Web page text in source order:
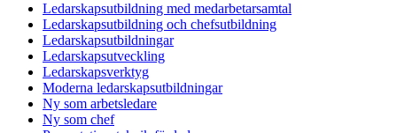
Ledarskapsutbildning med medarbetarsamtal
Ledarskapsutbildning och chefsutbildning
Ledarskapsutbildningar
Ledarskapsutveckling
Ledarskapsverktyg
Moderna ledarskapsutbildningar
Ny som arbetsledare
Ny som chef